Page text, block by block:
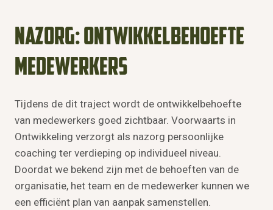
Nazorg: ontwikkelbehoefte
medewerkers
Tijdens de dit traject wordt de ontwikkelbehoefte
van medewerkers goed zichtbaar. Voorwaarts in
Ontwikkeling verzorgt als nazorg persoonlijke
coaching ter verdieping op individueel niveau.
Doordat we bekend zijn met de behoeften van de
organisatie, het team en de medewerker kunnen we
een efficiënt plan van aanpak samenstellen.